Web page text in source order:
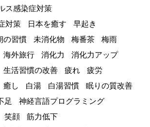
ス感染症対策
対策
日本を癒す
早起き
の習慣 未消化物 梅番茶
梅雨
海外旅行 消化力
消化力アップ
生活習慣の改善 疲れ
疲労
癒し 白湯 白湯習慣
眠りの質改善
足
神経言語プログラミング
笑顔
筋力低下